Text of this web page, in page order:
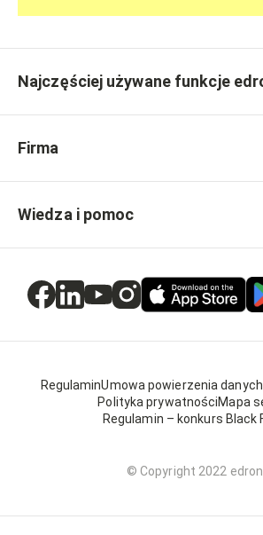
Najczęściej używane funkcje
Firma
Wiedza i pomoc
RegulaminUmowa powierzenia danych
Polityka prywatnościMapa
Regulamin – konkurs Black
© Copyright 2022